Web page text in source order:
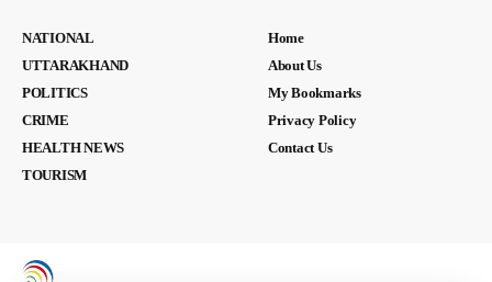
NATIONAL
UTTARAKHAND
POLITICS
CRIME
HEALTH NEWS
TOURISM
Home
About Us
My Bookmarks
Privacy Policy
Contact Us